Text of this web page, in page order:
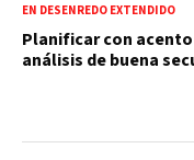
EN DESENREDO EXTENDIDO
Planificar con
análisis de buena